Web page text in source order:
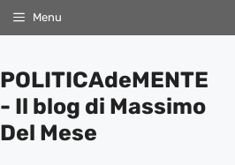
Menu
POLITICAdeMENTE
- Il blog di Massimo
Del Mese